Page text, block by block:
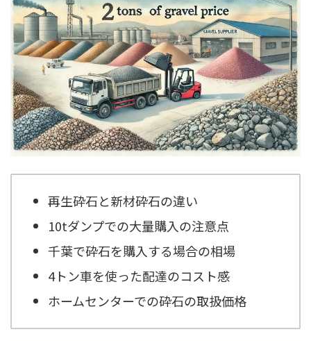
再生砕石と新材砕石の違い
10tダンプでの大量購入の注意点
千葉で砕石を購入する場合の相場
4トン車を使った配達のコスト感
ホームセンターでの砕石の取扱価格